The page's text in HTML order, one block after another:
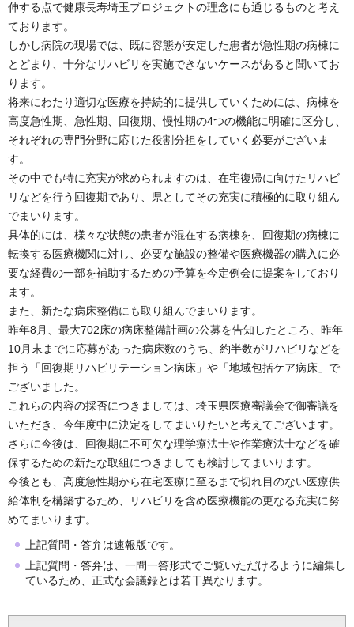
伸する点で健康長寿埼玉プロジェクトの理念にも通じるものと考え
ております。
しかし病院の現場では、既に容態が安定した患者が急性期の病棟に
とどまり、十分なリハビリを実施できないケースがあると聞いてお
ります。
将来にわたり適切な医療を持続的に提供していくためには、病棟を
高度急性期、急性期、回復期、慢性期の4つの機能に明確に区分し、
それぞれの専門分野に応じた役割分担をしていく必要がございま
す。
その中でも特に充実が求められますのは、在宅復帰に向けたリハビ
リなどを行う回復期であり、県としてその充実に積極的に取り組ん
でまいります。
具体的には、様々な状態の患者が混在する病棟を、回復期の病棟に
転換する医療機関に対し、必要な施設の整備や医療機器の購入に必
要な経費の一部を補助するための予算を今定例会に提案をしており
ます。
また、新たな病床整備にも取り組んでまいります。
昨年8月、最大702床の病床整備計画の公募を告知したところ、昨年
10月末までに応募があった病床数のうち、約半数がリハビリなどを
担う「回復期リハビリテーション病床」や「地域包括ケア病床」で
ございました。
これらの内容の採否につきましては、埼玉県医療審議会で御審議を
いただき、今年度中に決定をしてまいりたいと考えてございます。
さらに今後は、回復期に不可欠な理学療法士や作業療法士などを確
保するための新たな取組につきましても検討してまいります。
今後とも、高度急性期から在宅医療に至るまで切れ目のない医療供
給体制を構築するため、リハビリを含め医療機能の更なる充実に努
めてまいります。
上記質問・答弁は速報版です。
上記質問・答弁は、一問一答形式でご覧いただけるように編集し
ているため、正式な会議録とは若干異なります。